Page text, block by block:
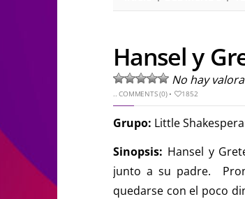
Hansel y
No hay
..COMMENTS (0)• 1852
Grupo: Little
Sinopsis: Hansel y
junto a su padre.
quedarse con el poco